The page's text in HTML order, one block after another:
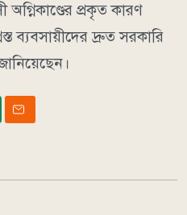
অগ্নিকাণ্ডের প্রকৃত কারণ
ব্যবসায়ীদের দ্রুত সরকারি